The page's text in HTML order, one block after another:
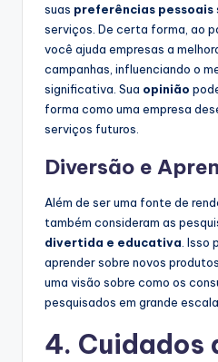
suas preferências pessoais
serviços. De certa forma, ao
você ajuda empresas a
campanhas, influenciando o
significativa. Sua opinião
forma como uma empresa
serviços futuros.
Diversão e
Além de ser uma fonte de
também consideram as
divertida e educativa .
aprender sobre novos
uma visão sobre como os
pesquisados em grande escala.
4. Cuidados